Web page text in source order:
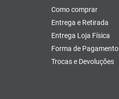
Como comprar
Entrega e Retirada
Entrega Loja Física
Forma de Pagamento
Trocas e Devoluções